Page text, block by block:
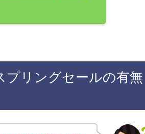
プリングセールの有無